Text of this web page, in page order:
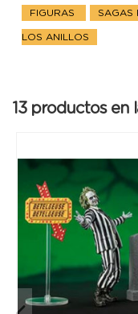
FIGURAS SAGAS
LOS ANILLOS
13 productos en